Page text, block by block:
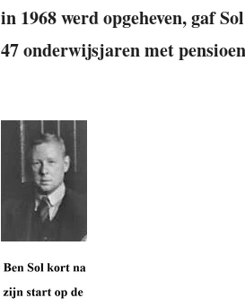
in 1968 werd opgeheven, gaf
47 onderwijsjaren met